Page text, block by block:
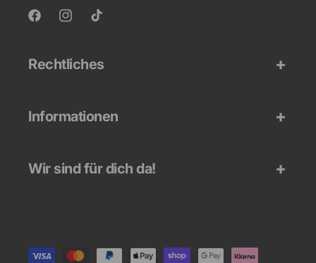
FacebookInstagram
TikTok
Rechtliches
Informationen
Wir sind für dich da!